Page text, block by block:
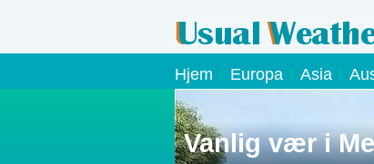
Hjem Europa Asia
Vanlig vær i